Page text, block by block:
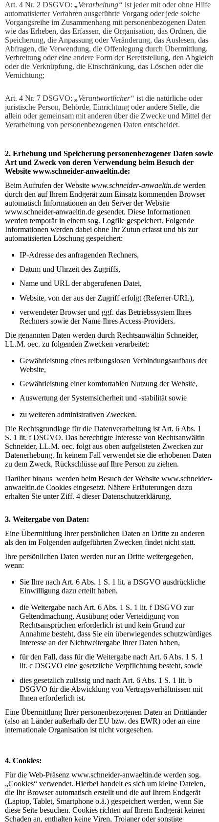
Art. 4 Nr. 2 DSGVO: „Verarbeitung“ ist jeder mit oder ohne Hilfe
automatisierter Verfahren ausgeführte Vorgang oder jede solche
Vorgangsreihe im Zusammenhang mit personenbezogenen Daten
wie das Erheben, das Erfassen, die Organisation, das Ordnen, die
Speicherung, die Anpassung oder Veränderung, das Auslesen, das
Abfragen, die Verwendung, die Offenlegung durch Übermittlung,
Verbreitung oder eine andere Form der Bereitstellung, den Abgleich
oder die Verknüpfung, die Einschränkung, das Löschen oder die
Vernichtung;
Art. 4 Nr. 7 DSGVO: „Verantwortlicher“ ist die natürliche oder
juristische Person, Behörde, Einrichtung oder andere Stelle, die
allein oder gemeinsam mit anderen über die Zwecke und Mittel der
Verarbeitung von personenbezogenen Daten entscheidet.
2. Erhebung und Speicherung personenbezogener Daten sowie
Art und Zweck von deren Verwendung beim Besuch der
Website www.schneider-anwaeltin.de:
Beim Aufrufen der Website www.schneider-anwaeltin.de werden
durch den auf Ihrem Endgerät zum Einsatz kommenden Browser
automatisch Informationen an den Server der Website
www.schneider-anwaeltin.de gesendet. Diese Informationen
werden temporär in einem sog. Logfile gespeichert. Folgende
Informationen werden dabei ohne Ihr Zutun erfasst und bis zur
automatisierten Löschung gespeichert:
IP-Adresse des anfragenden Rechners,
Datum und Uhrzeit des Zugriffs,
Name und URL der abgerufenen Datei,
Website, von der aus der Zugriff erfolgt (Referrer-URL),
verwendeter Browser und ggf. das Betriebssystem Ihres
Rechners sowie der Name Ihres Access-Providers.
Die genannten Daten werden durch Rechtsanwältin Schneider,
LL.M. oec. zu folgenden Zwecken verarbeitet:
Gewährleistung eines reibungslosen Verbindungsaufbaus der
Website,
Gewährleistung einer komfortablen Nutzung der Website,
Auswertung der Systemsicherheit und -stabilität sowie
zu weiteren administrativen Zwecken.
Die Rechtsgrundlage für die Datenverarbeitung ist Art. 6 Abs. 1
S. 1 lit. f DSGVO. Das berechtigte Interesse von Rechtsanwältin
Schneider, LL.M. oec. folgt aus oben aufgelisteten Zwecken zur
Datenerhebung. In keinem Fall verwendet sie die erhobenen Daten
zu dem Zweck, Rückschlüsse auf Ihre Person zu ziehen.
Darüber hinaus werden beim Besuch der Website www.schneider-
anwaeltin.de Cookies eingesetzt. Nähere Erläuterungen dazu
erhalten Sie unter Ziff. 4 dieser Datenschutzerklärung.
3. Weitergabe von Daten:
Eine Übermittlung Ihrer persönlichen Daten an Dritte zu anderen
als den im Folgenden aufgeführten Zwecken findet nicht statt.
Ihre persönlichen Daten werden nur an Dritte weitergegeben,
wenn:
Sie Ihre nach Art. 6 Abs. 1 S. 1 lit. a DSGVO ausdrückliche
Einwilligung dazu erteilt haben,
die Weitergabe nach Art. 6 Abs. 1 S. 1 lit. f DSGVO zur
Geltendmachung, Ausübung oder Verteidigung von
Rechtsansprüchen erforderlich ist und kein Grund zur
Annahme besteht, dass Sie ein überwiegendes schutzwürdiges
Interesse an der Nichtweitergabe Ihrer Daten haben,
für den Fall, dass für die Weitergabe nach Art. 6 Abs. 1 S. 1
lit. c DSGVO eine gesetzliche Verpflichtung besteht, sowie
dies gesetzlich zulässig und nach Art. 6 Abs. 1 S. 1 lit. b
DSGVO für die Abwicklung von Vertragsverhältnissen mit
Ihnen erforderlich ist.
Eine Übermittlung Ihrer personenbezogenen Daten an Drittländer
(also an Länderaußerhalb der EU bzw. des EWR) oder an eine
internationale Organisation ist nicht vorgesehen.
4. Cookies:
Für die Web-Präsenz www.schneider-anwaeltin.de werden sog.
„Cookies“ verwendet. Hierbei handelt es sich um kleine Dateien,
die Ihr Browser automatisch erstellt und die auf Ihrem Endgerät
(Laptop, Tablet, Smartphone o.ä.) gespeichert werden, wenn Sie
diese Seite besuchen. Cookies richten auf Ihrem Endgerät keinen
Schaden an, enthalten keine Viren, Trojaner oder sonstige